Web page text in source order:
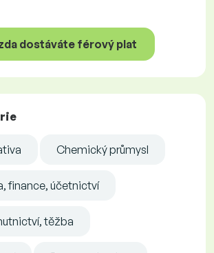
dostáváte férový plat
Chemický průmysl
finance, účetnictví
těžba